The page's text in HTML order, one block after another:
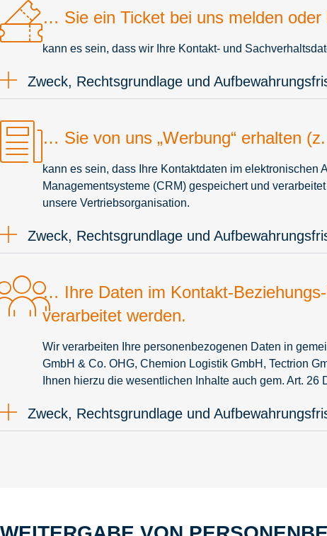
… Sie ein Ticket bei uns melden
kann es sein, dass wir Ihre Kontakt- und
Zweck, Rechtsgrundlage und
… Sie von uns „Werbung“ erhalten
kann es sein, dass Ihre Kontaktdaten im
Managementsysteme (CRM) gespeichert und
unsere Vertriebsorganisation.
Zweck, Rechtsgrundlage und
… Ihre Daten im Kontakt-
verarbeitet werden.
Wir verarbeiten Ihre personenbezogenen Daten in
GmbH & Co. OHG, Chemion Logistik GmbH, Tectrion
Ihnen hierzu die wesentlichen Inhalte auch gem. Art. 26
Zweck, Rechtsgrundlage und